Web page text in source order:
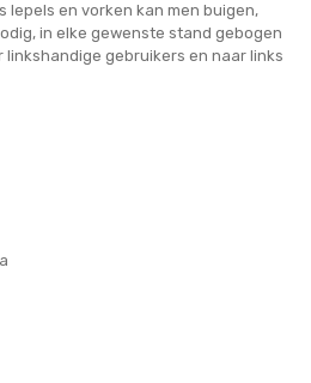
lepels en vorken kan men buigen,
in elke gewenste stand gebogen
linkshandige gebruikers en naar links